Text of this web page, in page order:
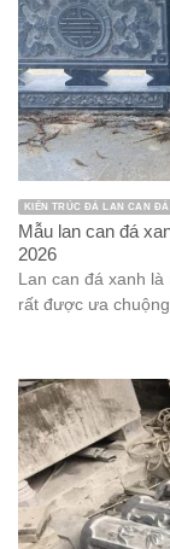
KIẾN TRÚC ĐÁ LAN CAN ĐÁ
Mẫu lan can đá
2026
Lan can đá xanh
rất được ưa